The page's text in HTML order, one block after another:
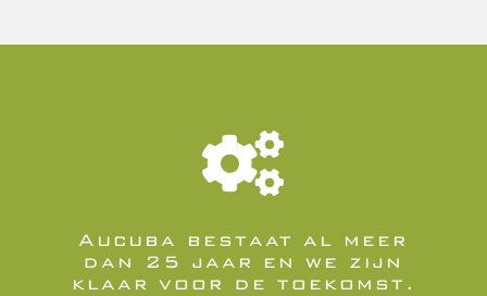

Aucuba bestaat al meer
dan 25 jaar en we zijn
klaar voor de toekomst.